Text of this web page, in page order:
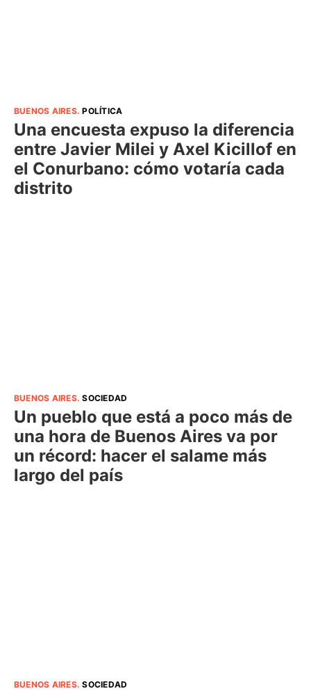
BUENOS AIRES.POLÍTICA
Una encuesta expuso la diferencia
entre Javier Milei y Axel Kicillof en
el Conurbano: cómo votaría cada
distrito
BUENOS AIRES.SOCIEDAD
Un pueblo que está a poco más de
una hora de Buenos Aires va por
un récord: hacer el salame más
largo del país
BUENOS AIRES.SOCIEDAD